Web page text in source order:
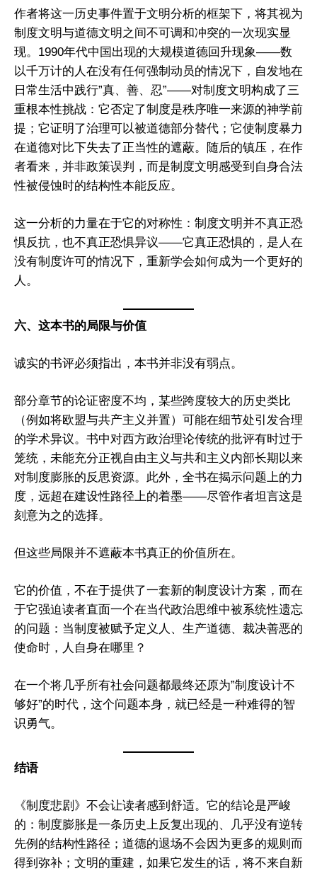
請訂閱《問道研究所》簡訊
问道研究所致力于复兴中华传统科学，并搭建东西方科学沟
通的桥梁。我们根植于中华文明深厚的科学智慧，结合现代
究与跨学科对话，推动传统与现代的创新融合，如中西医结
合、太极启迪AI。我们旨在为理解当今世界提供基于传统智慧
与现代科学的解决方案，并展望构建以人为本、尊重自然的
全球知识体系，共同探索真理，开创未来。
作者将这一历史事件置于文明分析的框架下，将其视为
制度文明与道德文明之间不可调和冲突的一次现实显
现。1990年代中国出现的大规模道德回升现象——数
以千万计的人在没有任何强制动员的情况下，自发地在
日常生活中践行”真、善、忍”——对制度文明构成了三
重根本性挑战：它否定了制度是秩序唯一来源的神学前
提；它证明了治理可以被道德部分替代；它使制度暴力
在道德对比下失去了正当性的遮蔽。随后的镇压，在作
者看来，并非政策误判，而是制度文明感受到自身合法
性被侵蚀时的结构性本能反应。
这一分析的力量在于它的对称性：制度文明并不真正恐
惧反抗，也不真正恐惧异议——它真正恐惧的，是人在
没有制度许可的情况下，重新学会如何成为一个更好的
人。
六、这本书的局限与价值
诚实的书评必须指出，本书并非没有弱点。
部分章节的论证密度不均，某些跨度较大的历史类比
（例如将欧盟与共产主义并置）可能在细节处引发合理
的学术异议。书中对西方政治理论传统的批评有时过于
笼统，未能充分正视自由主义与共和主义内部长期以来
对制度膨胀的反思资源。此外，全书在揭示问题上的力
度，远超在建设性路径上的着墨——尽管作者坦言这是
刻意为之的选择。
但这些局限并不遮蔽本书真正的价值所在。
它的价值，不在于提供了一套新的制度设计方案，而在
于它强迫读者直面一个在当代政治思维中被系统性遗忘
的问题：当制度被赋予定义人、生产道德、裁决善恶的
使命时，人自身在哪里？
在一个将几乎所有社会问题都最终还原为”制度设计不
够好”的时代，这个问题本身，就已经是一种难得的智
识勇气。
结语
《制度悲剧》不会让读者感到舒适。它的结论是严峻
的：制度膨胀是一条历史上反复出现的、几乎没有逆转
先例的结构性路径；道德的退场不会因为更多的规则而
得到弥补；文明的重建，如果它发生的话，将不来自新